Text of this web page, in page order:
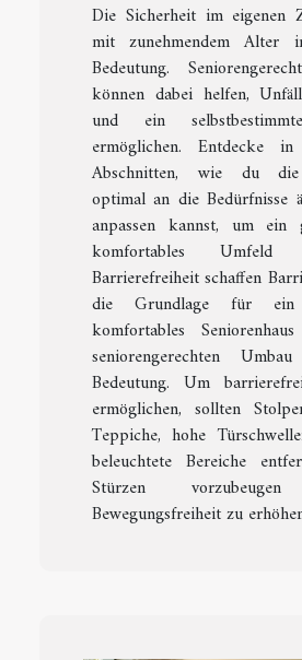
Die Sicherheit im eigenen
mit zunehmendem Alter
Bedeutung.
können dabei helfen,
und ein
ermöglichen. Entdecke
Abschnitten, wie du die
optimal an die Bedürfnisse
anpassen kannst, um ein
komfortables
Barrierefreiheit schaffen
die Grundlage für ein
komfortables
seniorengerechten
Bedeutung. Um
ermöglichen, sollten
Teppiche, hohe
beleuchtete Bereiche
Stürzen
Bewegungsfreiheit zu